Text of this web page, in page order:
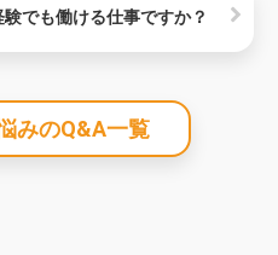
験でも働ける仕事ですか？
みのQ&A一覧